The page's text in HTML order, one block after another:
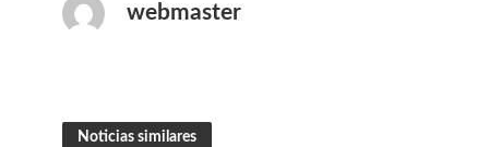
webmaster
Noticias similares